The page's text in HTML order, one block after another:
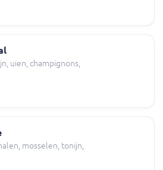
uien, champignons,
mosselen, tonijn,